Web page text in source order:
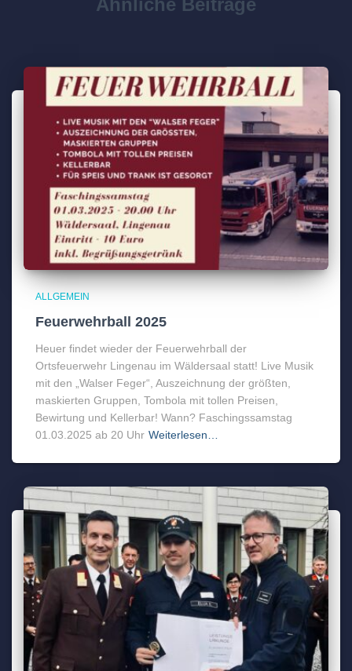
Ähnliche Beiträge
ALLGEMEIN
Feuerwehrball 2025
Heuer findet wieder der Feuerwehrball der
Ortsfeuerwehr Lingenau im Wäldersaal statt! Live Musik
mit den „Walser Feger“, Auszeichnung der größten,
maskierten Gruppen, Tombola mit tollen Preisen,
Bewirtung und Kellerbar! Wann? Faschingssamstag
01.03.2025 ab 20 Uhr Weiterlesen…